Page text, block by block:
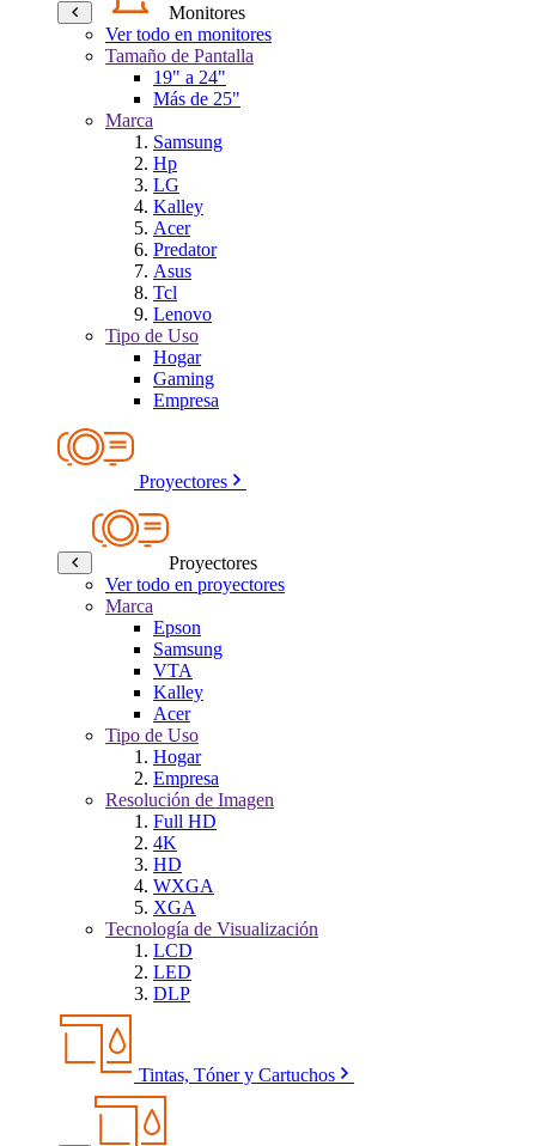
Monitores
Ver todo en monitores
Tamaño de Pantalla
19" a 24"
Más de 25"
Marca
Samsung
Hp
LG
Kalley
Acer
Predator
Asus
Tcl
Lenovo
Tipo de Uso
Hogar
Gaming
Empresa
Proyectores
Proyectores
Ver todo en proyectores
Marca
Epson
Samsung
VTA
Kalley
Acer
Tipo de Uso
Hogar
Empresa
Resolución de Imagen
Full HD
4K
HD
WXGA
XGA
Tecnología de Visualización
LCD
LED
DLP
Tintas, Tóner y Cartuchos